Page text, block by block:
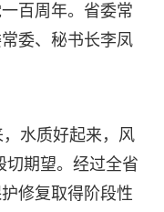
百周年。省委常
委、秘书长李凤
水质好起来，风
切期望。经过全省
修复取得阶段性